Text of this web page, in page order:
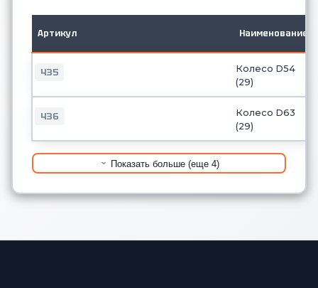
Артикул Наименование
435
Колесо D54
(29)
436
Колесо D63
(29)
Показать больше (еще 4)